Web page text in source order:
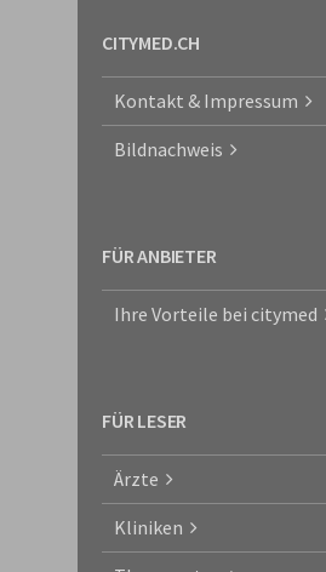
CITYMED.CH
Kontakt & Impressum
Bildnachweis
FÜR ANBIETER
Ihre Vorteile bei citymed
FÜR LESER
Ärzte
Kliniken